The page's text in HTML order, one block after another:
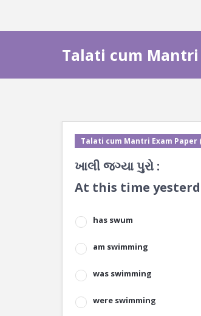
Talati cum Mantri
Talati cum Mantri Exam Paper
ખાલી જગ્યા પુરો :
At this time
has swum
am swimming
was swimming
were swimming